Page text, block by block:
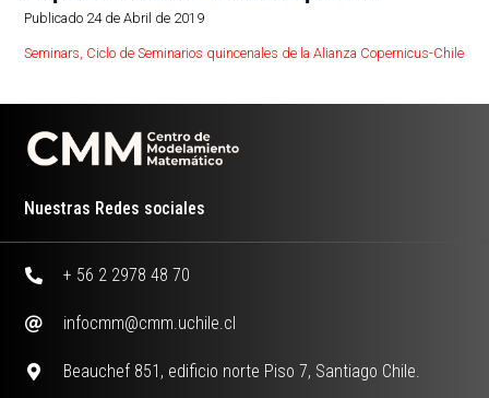
Publicado 24 de Abril de 2019
Seminars, Ciclo de Seminarios quincenales de la Alianza Copernicus-Chile
Nuestras Redes sociales
+ 56 2 2978 48 70
infocmm@cmm.uchile.cl
Beauchef 851, edificio norte Piso 7, Santiago Chile.